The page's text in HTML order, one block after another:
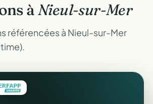
àNieul-sur-Mer
référencées à Nieul-sur-Mer